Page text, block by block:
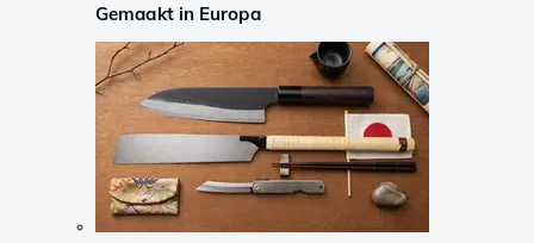
Gemaakt in Europa